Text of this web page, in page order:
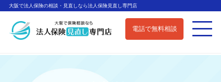
大阪で法人保険の相談・見直しなら法人保険見直し専門店
電話で無料相談